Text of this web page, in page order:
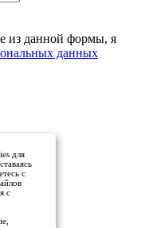
из данной формы, я
данных
для
с
с